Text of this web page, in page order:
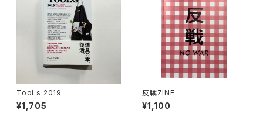
TooLs 2019
¥1,705
反戦ZINE
¥1,100